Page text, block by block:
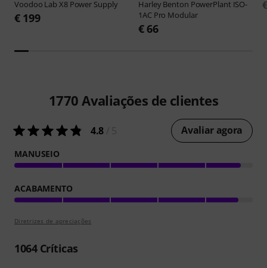
Voodoo Lab X8 Power Supply
€ 199
Harley Benton PowerPlant ISO-
1AC Pro Modular
€ 66
1770 Avaliações de clientes
4.8 Avaliar agora
MANUSEIO
ACABAMENTO
Diretrizes de apreciações
1064Críticas